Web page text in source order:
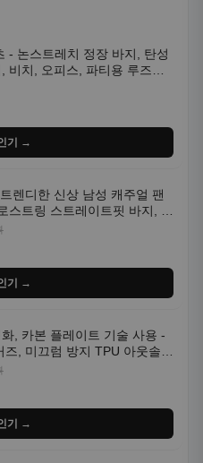
- 논스트레치 정장 바지, 탄성
비치, 오피스, 파티용 루즈핏
사용 가능한 캐주얼 정장 의
기 →
렌디한 신상 남성 캐주얼 팬
스트링 스트레이트핏 바지, 한
높은 아웃도어 및 정장용, 발
기 →
, 카본 플레이트 기술 사용 -
즈, 미끄럼 방지 TPU 아웃솔,
플 그라데이션, 헬스, 트레이
, 모든 계절에 적합
기 →